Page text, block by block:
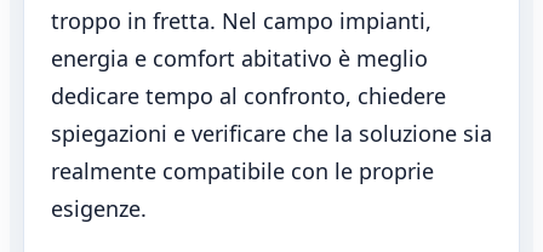
troppo in fretta. Nel campo impianti,
energia e comfort abitativo è meglio
dedicare tempo al confronto, chiedere
spiegazioni e verificare che la soluzione sia
realmente compatibile con le proprie
esigenze.